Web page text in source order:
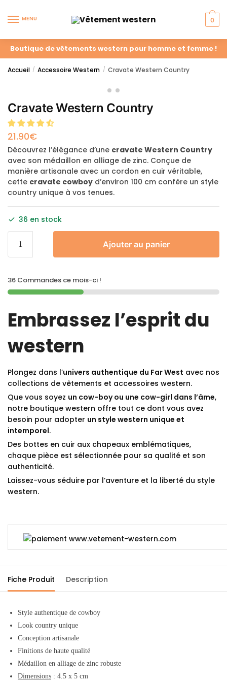
MENU 0
Boutique de vêtements western pour homme et femme !
Accueil / Accessoire Western / Cravate Western Country
Cravate Western Country
21.90€
Découvrez l’élégance d’une cravate Western Country
avec son médaillon en alliage de zinc. Conçue de
manière artisanale avec un cordon en cuir véritable,
cette cravate cowboy d’environ 100 cm confère un style
country unique à vos tenues.
36 en stock
Ajouter au panier
36 Commandes ce mois-ci !
Embrassez l’esprit du
western
Plongez dans l’univers authentique du Far West avec nos
collections de vêtements et accessoires western.
Que vous soyez un cow-boy ou une cow-girl dans l’âme,
notre boutique western offre tout ce dont vous avez
besoin pour adopter un style western unique et
intemporel.
Des bottes en cuir aux chapeaux emblématiques,
chaque pièce est sélectionnée pour sa qualité et son
authenticité.
Laissez-vous séduire par l’aventure et la liberté du style
western.
Fiche Produit Description
Style authentique de cowboy
Look country unique
Conception artisanale
Finitions de haute qualité
Médaillon en alliage de zinc robuste
Dimensions : 4.5 x 5 cm